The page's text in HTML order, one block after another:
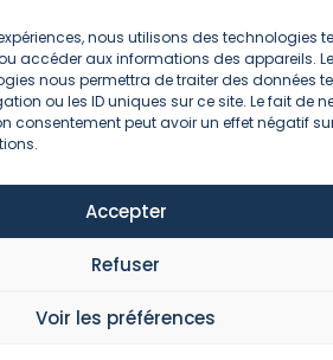
nous utilisons des technologies
accéder aux informations des appareils.
nous permettra de traiter des données
ou les ID uniques sur ce site. Le fait de
consentement peut avoir un effet négatif
Accepter
Refuser
Voir les préférences